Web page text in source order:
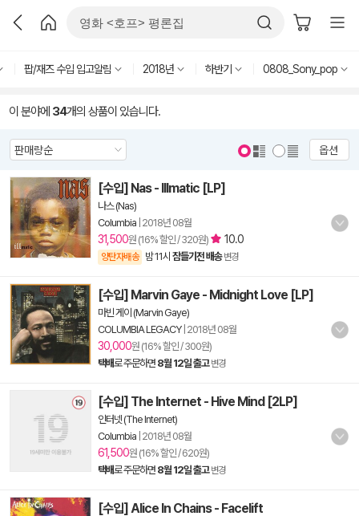
팝/재즈 수입 입고알림 2018년 하반기 0808_Sony_pop
이 분야에 34개의 상품이 있습니다.
옵션
[수입] Nas - Illmatic [LP]
나스 (Nas)
Columbia 2018년 08월
31,500원 (16% 할인 / 320원) 10.0
양탄자배송 밤 11시 잠들기전 배송 변경
[수입] Marvin Gaye - Midnight Love [LP]
마빈 게이 (Marvin Gaye)
COLUMBIA LEGACY| 2018년 08월
30,000원 (16% 할인 / 300원)
택배로 주문하면 8월 12일 출고 변경
[수입] The Internet - Hive Mind [2LP]
인터넷 (The Internet)
Columbia 2018년 08월
61,500원 (16% 할인 / 620원)
택배로 주문하면 8월 12일 출고 변경
[수입] Alice In Chains - Facelift